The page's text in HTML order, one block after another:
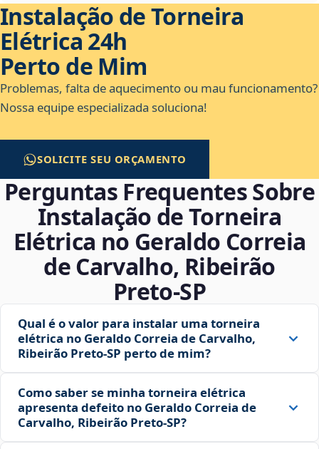
Instalação de Torneira
Elétrica 24h
Perto de Mim
Problemas, falta de aquecimento ou mau funcionamento?
Nossa equipe especializada soluciona!
SOLICITE SEU ORÇAMENTO
Perguntas Frequentes Sobre
Instalação de Torneira
Elétrica no Geraldo Correia
de Carvalho, Ribeirão
Preto‑SP
Qual é o valor para instalar uma torneira
elétrica no Geraldo Correia de Carvalho,
Ribeirão Preto‑SP perto de mim?
Como saber se minha torneira elétrica
apresenta defeito no Geraldo Correia de
Carvalho, Ribeirão Preto‑SP?